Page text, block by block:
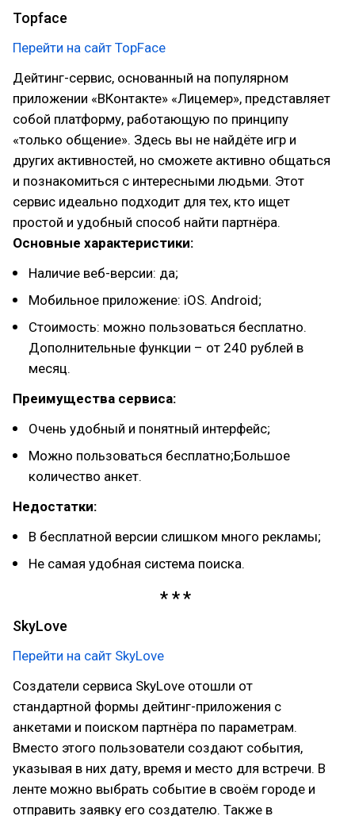
Topface
Перейти на сайт TopFace
Дейтинг-сервис, основанный на популярном
приложении «ВКонтакте» «Лицемер», представляет
собой платформу, работающую по принципу
«только общение». Здесь вы не найдёте игр и
других активностей, но сможете активно общаться
и познакомиться с интересными людьми. Этот
сервис идеально подходит для тех, кто ищет
простой и удобный способ найти партнёра.
Основные характеристики:
Наличие веб-версии: да;
Мобильное приложение: iOS. Android;
Стоимость: можно пользоваться бесплатно.
Дополнительные функции – от 240 рублей в
месяц.
Преимущества сервиса:
Очень удобный и понятный интерфейс;
Можно пользоваться бесплатно;Большое
количество анкет.
Недостатки:
В бесплатной версии слишком много рекламы;
Не самая удобная система поиска.
SkyLove
Перейти на сайт SkyLove
Создатели сервиса SkyLove отошли от
стандартной формы дейтинг-приложения с
анкетами и поиском партнёра по параметрам.
Вместо этого пользователи создают события,
указывая в них дату, время и место для встречи. В
ленте можно выбрать событие в своём городе и
отправить заявку его создателю. Также в